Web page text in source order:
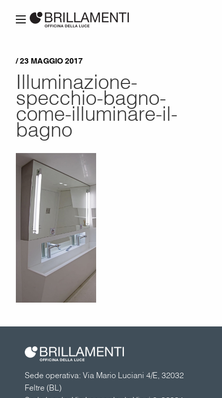
/ 23 MAGGIO 2017
Illuminazione-
specchio-bagno-
come-illuminare-il-
bagno
Sede operativa: Via Mario Luciani 4/E, 32032
Feltre (BL)